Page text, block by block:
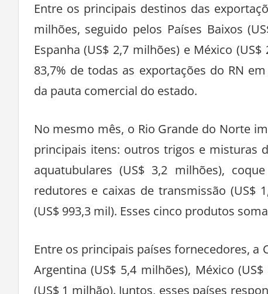
Entre os principais destinos das
milhões, seguido pelos Países Baixos
Espanha (US$ 2,7 milhões) e México
83,7% de todas as exportações do RN
da pauta comercial do estado.
No mesmo mês, o Rio Grande do Norte
principais itens: outros trigos e misturas
aquatubulares (US$ 3,2 milhões),
redutores e caixas de transmissão (US$
(US$ 993,3 mil). Esses cinco produtos
Entre os principais países fornecedores, a
Argentina (US$ 5,4 milhões), México
(US$ 1 milhão). Juntos, esses países